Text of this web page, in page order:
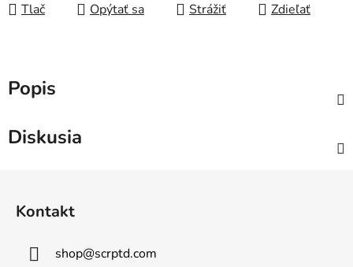
Tlač Opýtať sa Strážiť Zdieľať
Popis
Diskusia
Kontakt
shop@scrptd.com